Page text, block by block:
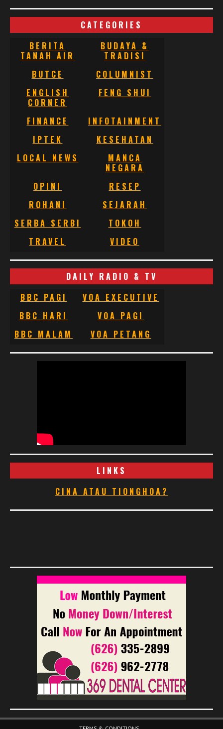
CATEGORIES
BERITA
TANAH AIR
BUDAYA &
TRADISI
BUTCE
COLUMNIST
ENGLISH
CORNER
FENG SHUI
FINANCE
INFOTAINMENT
IPTEK
KESEHATAN
LOCAL NEWS
MANCA
NEGARA
OPINI
RESEP
ROHANI
SEJARAH
SERBA SERBI
TOKOH
TRAVEL
VIDEO
DAILY RADIO & TV
BBC PAGI
VOA EXECUTIVE
BBC HARI
VOA PAGI
BBC MALAM
VOA PETANG
LINKS
CINA ATAU TIONGHOA?